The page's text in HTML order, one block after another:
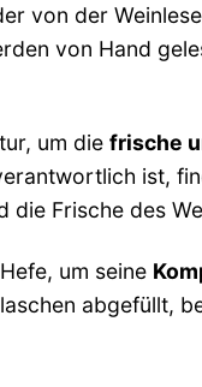
von der
von Hand
um die frische
ist,
Frische des
um seine
abgefüllt,